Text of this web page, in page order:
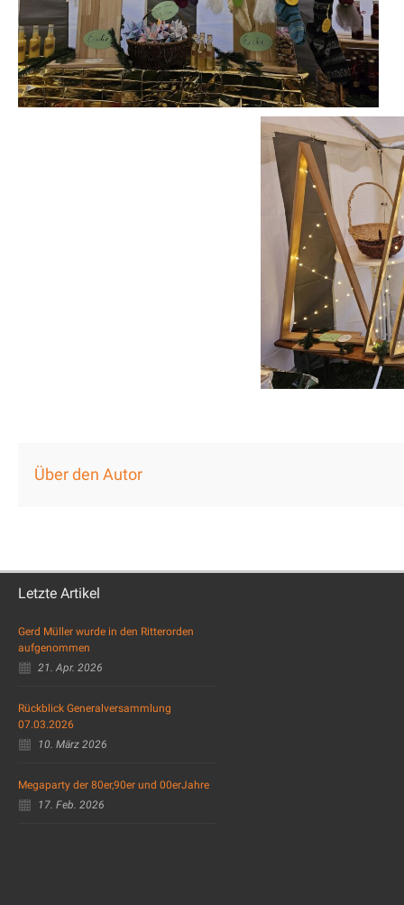
Über den Autor
Letzte Artikel
Gerd Müller wurde in den Ritterorden
aufgenommen
21. Apr. 2026
Rückblick Generalversammlung
07.03.2026
10. März 2026
Megaparty der 80er,90er und 00erJahre
17. Feb. 2026